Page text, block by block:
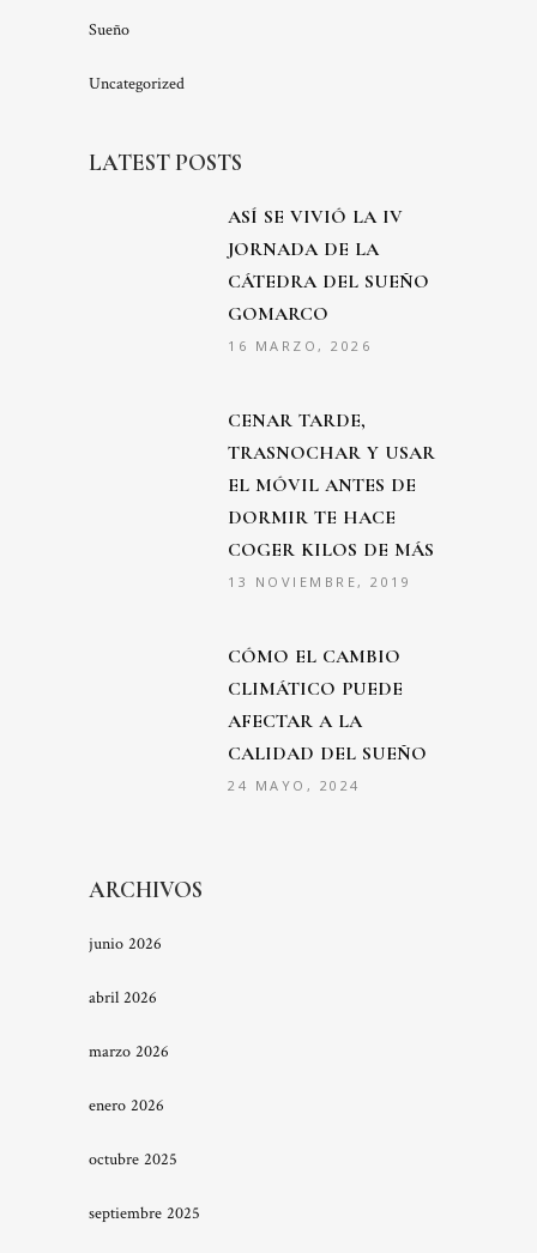
Sueño
Uncategorized
LATEST POSTS
ASÍ SE VIVIÓ LA IV
JORNADA DE LA
CÁTEDRA DEL SUEÑO
GOMARCO
16 MARZO, 2026
CENAR TARDE,
TRASNOCHAR Y USAR
EL MÓVIL ANTES DE
DORMIR TE HACE
COGER KILOS DE MÁS
13 NOVIEMBRE, 2019
CÓMO EL CAMBIO
CLIMÁTICO PUEDE
AFECTAR A LA
CALIDAD DEL SUEÑO
24 MAYO, 2024
ARCHIVOS
junio 2026
abril 2026
marzo 2026
enero 2026
octubre 2025
septiembre 2025